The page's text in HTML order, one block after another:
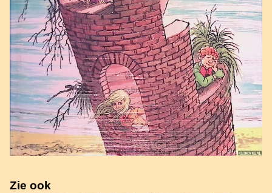
Zie ook